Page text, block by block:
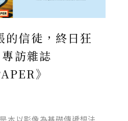
的信徒，終日狂
訪雜誌
》